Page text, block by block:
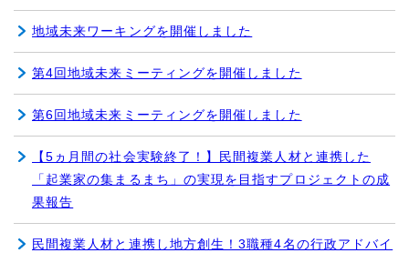
地域未来ワーキングを開催しました
第4回地域未来ミーティングを開催しました
第6回地域未来ミーティングを開催しました
【5ヵ月間の社会実験終了！】民間複業人材と連携した
「起業家の集まるまち」の実現を目指すプロジェクトの成
果報告
民間複業人材と連携し地方創生！3職種4名の行政アドバイ